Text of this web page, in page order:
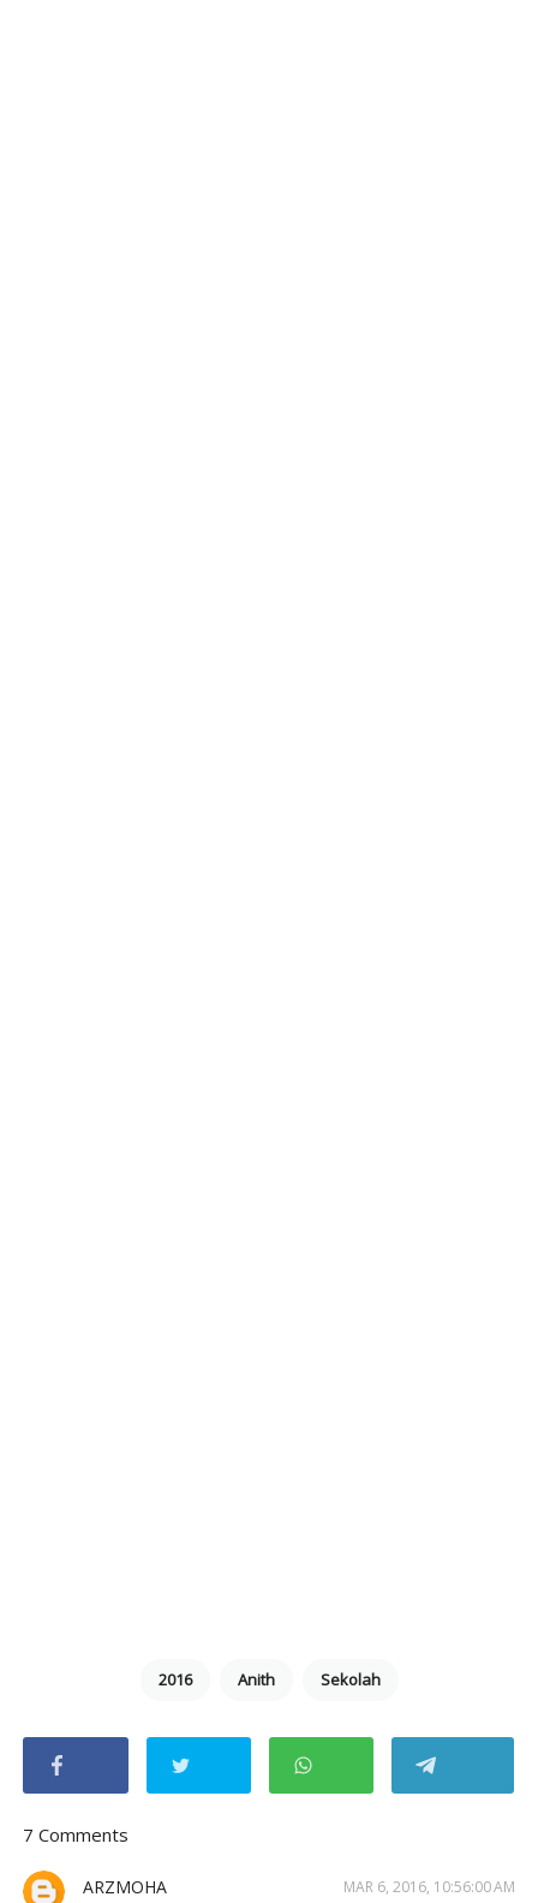
2016 Anith Sekolah
7 Comments
ARZMOHA MAR 6, 2016, 10:56:00 AM